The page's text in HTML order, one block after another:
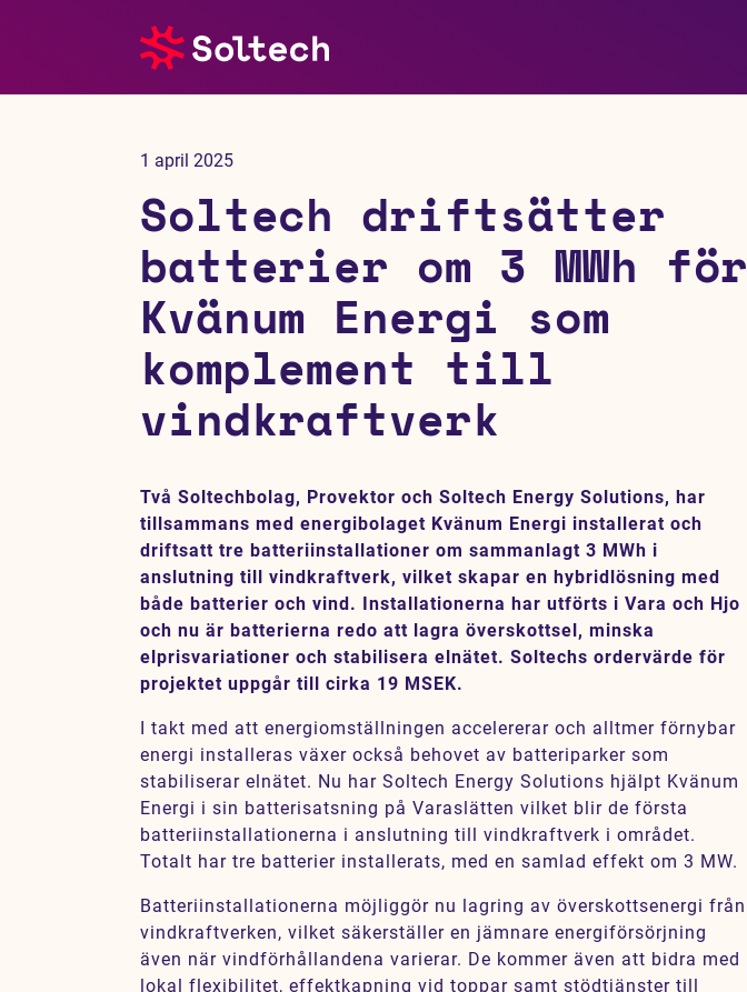
Karriär
Jobb
Kontakt
SV EN
Tjänster
Referensprojekt
Investerare
Hållbarhet
1 april 2025
Soltech driftsätter
batterier om 3 MWh för
Kvänum Energi som
komplement till
vindkraftverk
Två Soltechbolag, Provektor och Soltech Energy Solutions, har
tillsammans med energibolaget Kvänum Energi installerat och
driftsatt tre batteriinstallationer om sammanlagt 3 MWh i
anslutning till vindkraftverk, vilket skapar en hybridlösning med
både batterier och vind. Installationerna har utförts i Vara och Hjo
och nu är batterierna redo att lagra överskottsel, minska
elprisvariationer och stabilisera elnätet. Soltechs ordervärde för
projektet uppgår till cirka 19 MSEK.
I takt med att energiomställningen accelererar och alltmer förnybar
energi installeras växer också behovet av batteriparker som
stabiliserar elnätet. Nu har Soltech Energy Solutions hjälpt Kvänum
Energi i sin batterisatsning på Varaslätten vilket blir de första
batteriinstallationerna i anslutning till vindkraftverk i området.
Totalt har tre batterier installerats, med en samlad effekt om 3 MW.
Batteriinstallationerna möjliggör nu lagring av överskottsenergi från
vindkraftverken, vilket säkerställer en jämnare energiförsörjning
även när vindförhållandena varierar. De kommer även att bidra med
lokal flexibilitet, effektkapning vid toppar samt stödtjänster till